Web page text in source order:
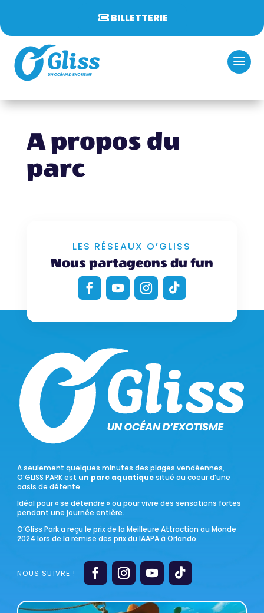
BILLETTERIE
A propos du
parc
LES RÉSEAUX O’GLISS
Nous partageons du fun
A seulement quelques minutes des plages vendéennes,
O’GLISS PARK est un parc aquatiquesitué au coeur d’une
oasis de détente.
Idéal pour « se détendre » ou pour vivre des sensations fortes
pendant une journée entière.
O’Gliss Park a reçu le prix de la Meilleure Attraction au Monde
2024 lors de la remise des prix du IAAPA à Orlando.